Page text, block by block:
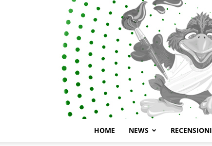
HOME NEWS RECENSIONI